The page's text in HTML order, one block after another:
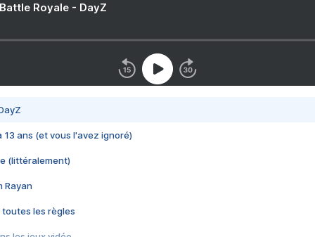
Royale - DayZ
13 ans (et vous l'avez ignoré)
(littéralement)
Rayan
toutes les règles